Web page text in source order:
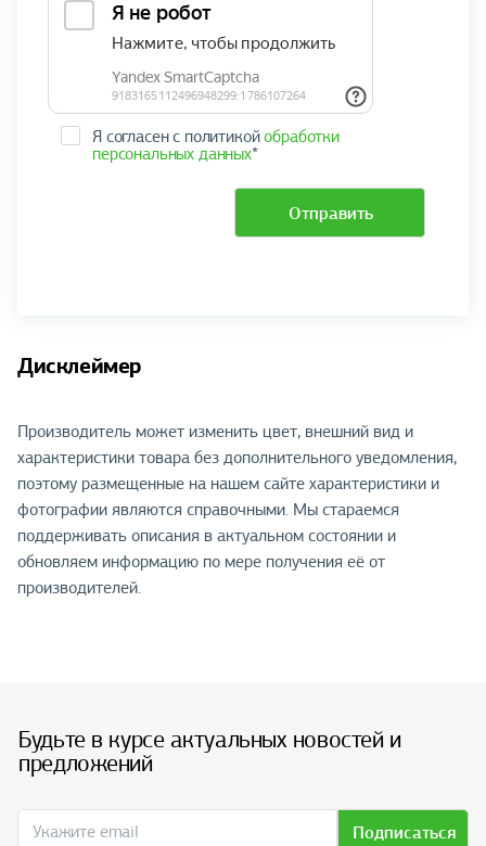
Я согласен с политикойобработки
персональных данных*
Отправить
Дисклеймер
Производитель может изменить цвет, внешний вид и
характеристики товара без дополнительного уведомления,
поэтому размещенные на нашем сайте характеристики и
фотографии являются справочными. Мы стараемся
поддерживать описания в актуальном состоянии и
обновляем информацию по мере получения её от
производителей.
Будьте в курсе актуальных новостей и
предложений
Подписаться